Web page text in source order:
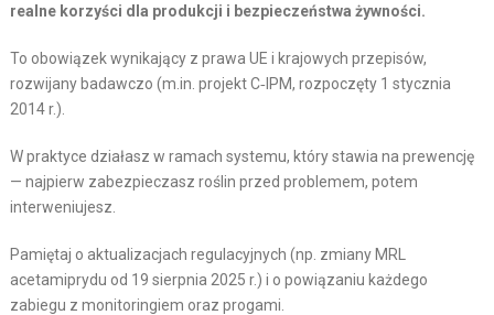
realne korzyści dla produkcji i bezpieczeństwa żywności.
To obowiązek wynikający z prawa UE i krajowych przepisów,
rozwijany badawczo (m.in. projekt C‑IPM, rozpoczęty 1 stycznia
2014 r.).
W praktyce działasz w ramach systemu, który stawia na prewencję
— najpierw zabezpieczasz roślin przed problemem, potem
interweniujesz.
Pamiętaj o aktualizacjach regulacyjnych (np. zmiany MRL
acetamiprydu od 19 sierpnia 2025 r.) i o powiązaniu każdego
zabiegu z monitoringiem oraz progami.